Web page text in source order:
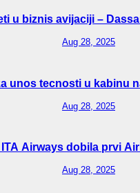
u biznis avijaciji –
Aug 28, 2025
unos tecnosti u kabinu
Aug 28, 2025
ITA Airways dobila prvi
Aug 28, 2025